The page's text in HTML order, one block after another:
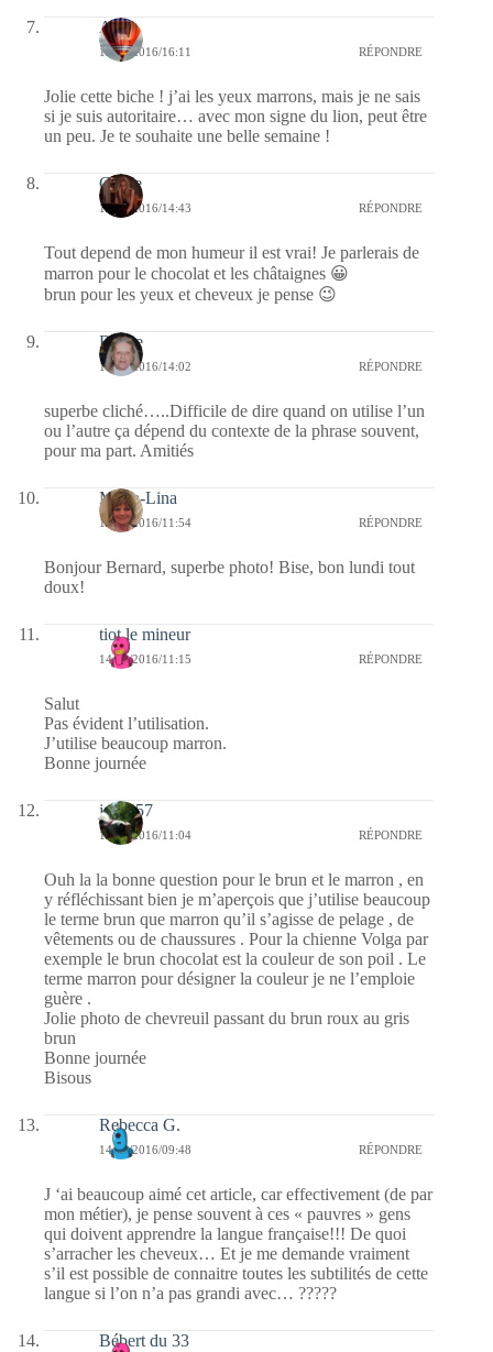
Ava
14/11/2016/16:11 RÉPONDRE
Jolie cette biche ! j’ai les yeux marrons, mais je ne sais
si je suis autoritaire… avec mon signe du lion, peut être
un peu. Je te souhaite une belle semaine !
Carrie
14/11/2016/14:43 RÉPONDRE
Tout depend de mon humeur il est vrai! Je parlerais de
marron pour le chocolat et les châtaignes 😀
brun pour les yeux et cheveux je pense 😉
Renee
14/11/2016/14:02 RÉPONDRE
superbe cliché…..Difficile de dire quand on utilise l’un
ou l’autre ça dépend du contexte de la phrase souvent,
pour ma part. Amitiés
Maria-Lina
14/11/2016/11:54 RÉPONDRE
Bonjour Bernard, superbe photo! Bise, bon lundi tout
doux!
tiot le mineur
14/11/2016/11:15 RÉPONDRE
Salut
Pas évident l’utilisation.
J’utilise beaucoup marron.
Bonne journée
jazzy57
14/11/2016/11:04 RÉPONDRE
Ouh la la bonne question pour le brun et le marron , en
y réfléchissant bien je m’aperçois que j’utilise beaucoup
le terme brun que marron qu’il s’agisse de pelage , de
vêtements ou de chaussures . Pour la chienne Volga par
exemple le brun chocolat est la couleur de son poil . Le
terme marron pour désigner la couleur je ne l’emploie
guère .
Jolie photo de chevreuil passant du brun roux au gris
brun
Bonne journée
Bisous
Rebecca G.
14/11/2016/09:48 RÉPONDRE
J ‘ai beaucoup aimé cet article, car effectivement (de par
mon métier), je pense souvent à ces « pauvres » gens
qui doivent apprendre la langue française!!! De quoi
s’arracher les cheveux… Et je me demande vraiment
s’il est possible de connaitre toutes les subtilités de cette
langue si l’on n’a pas grandi avec… ?????
Bébert du 33